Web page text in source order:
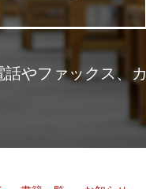
やファックス、